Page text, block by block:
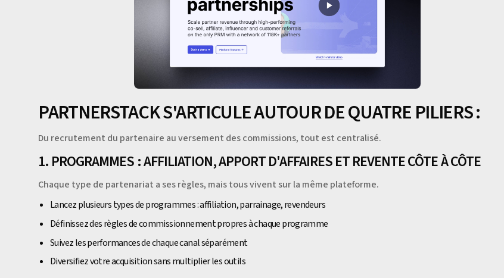
PARTNERSTACK S'ARTICULE AUTOUR DE QUATRE PILIERS :
Du recrutement du partenaire au versement des commissions, tout est centralisé.
1. PROGRAMMES : AFFILIATION, APPORT D'AFFAIRES ET REVENTE CÔTE À CÔTE
Chaque type de partenariat a ses règles, mais tous vivent sur la même plateforme.
Lancez plusieurs types de programmes : affiliation, parrainage, revendeurs
Définissez des règles de commissionnement propres à chaque programme
Suivez les performances de chaque canal séparément
Diversifiez votre acquisition sans multiplier les outils